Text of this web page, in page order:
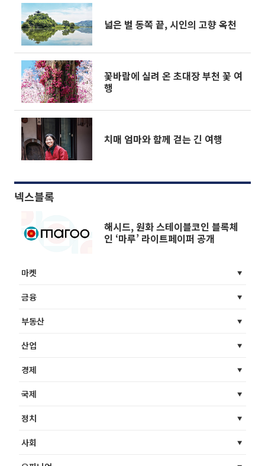
넓은 벌 동쪽 끝, 시인의 고향 옥천
꽃바람에 실려 온 초대장 부천 꽃 여
행
치매 엄마와 함께 걷는 긴 여행
넥스블록
해시드, 원화 스테이블코인 블록체
인 ‘마루’ 라이트페이퍼 공개
마켓
금융
부동산
산업
경제
국제
정치
사회